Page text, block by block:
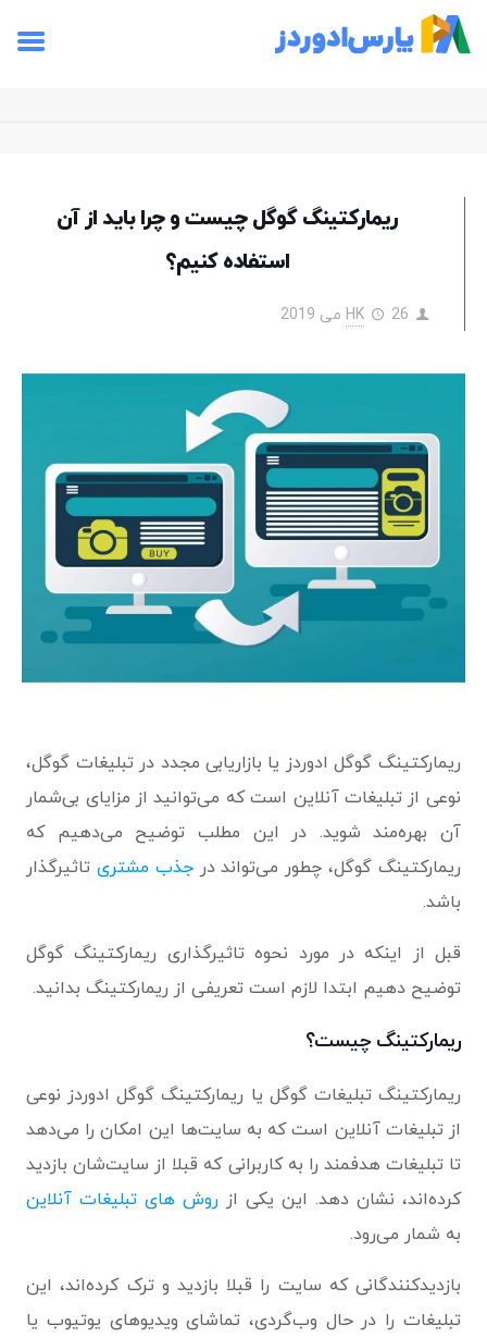
ریمارکتینگ گوگل چیست و چرا باید از آن
استفاده کنیم؟
HK 26 می 2019
ریمارکتینگ گوگل ادوردز یا بازاریابی مجدد در تبلیغات گوگل،
نوعی از تبلیغات آنلاین است که می‌توانید از مزایای بی‌شمار
آن بهره‌مند شوید. در این مطلب توضیح می‌دهیم که
ریمارکتینگ گوگل، چطور می‌تواند درجذب مشتری تاثیرگذار
باشد.
قبل از اینکه در مورد نحوه تاثیرگذاری ریمارکتینگ گوگل
توضیح دهیم ابتدا لازم است تعریفی از ریمارکتینگ بدانید.
ریمارکتینگ چیست؟
ریمارکتینگ تبلیغات گوگل یا ریمارکتینگ گوگل ادوردز نوعی
از تبلیغات آنلاین است که به سایت‌ها این امکان را می‌دهد
تا تبلیغات هدفمند را به کاربرانی که قبلا از سایت‌شان بازدید
کرده‌اند، نشان دهد. این یکی از روش های تبلیغات آنلاین
به شمار می‌رود.
بازدیدکنندگانی که سایت را قبلا بازدید و ترک کرده‌اند، این
تبلیغات را در حال وب‌گردی، تماشای ویدیوهای یوتیوب یا